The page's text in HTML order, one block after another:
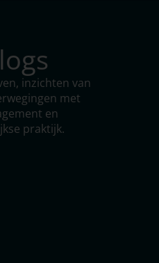
inzichten van
met
en
praktijk.